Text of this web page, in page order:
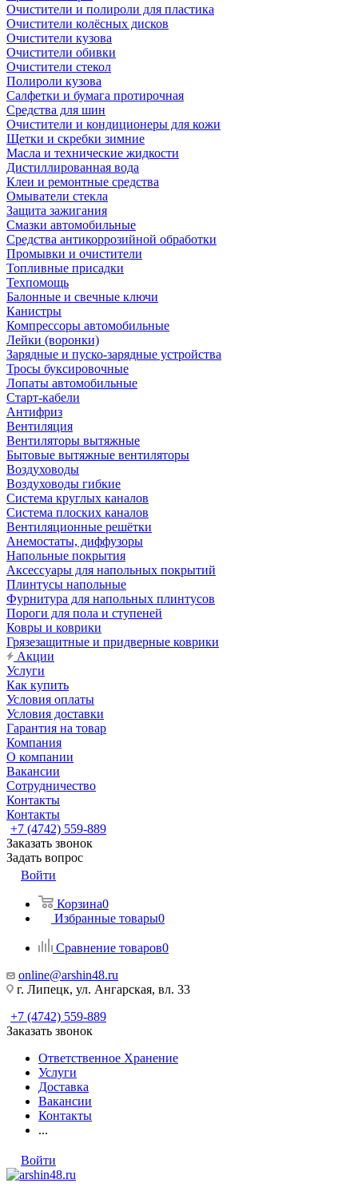
Очистители и полироли для пластика
Очистители колёсных дисков
Очистители кузова
Очистители обивки
Очистители стекол
Полироли кузова
Салфетки и бумага протирочная
Средства для шин
Очистители и кондиционеры для кожи
Щетки и скребки зимние
Масла и технические жидкости
Дистиллированная вода
Клеи и ремонтные средства
Омыватели стекла
Защита зажигания
Смазки автомобильные
Средства антикоррозийной обработки
Промывки и очистители
Топливные присадки
Техпомощь
Балонные и свечные ключи
Канистры
Компрессоры автомобильные
Лейки (воронки)
Зарядные и пуско-зарядные устройства
Тросы буксировочные
Лопаты автомобильные
Старт-кабели
Антифриз
Вентиляция
Вентиляторы вытяжные
Бытовые вытяжные вентиляторы
Воздуховоды
Воздуховоды гибкие
Система круглых каналов
Система плоских каналов
Вентиляционные решётки
Анемостаты, диффузоры
Напольные покрытия
Аксессуары для напольных покрытий
Плинтусы напольные
Фурнитура для напольных плинтусов
Пороги для пола и ступеней
Ковры и коврики
Грязезащитные и придверные коврики
Акции
Услуги
Как купить
Условия оплаты
Условия доставки
Гарантия на товар
Компания
О компании
Вакансии
Сотрудничество
Контакты
Контакты
+7 (4742) 559-889
Заказать звонок
Задать вопрос
Войти
Корзина0
Избранные товары0
Сравнение товаров0
online@arshin48.ru
г. Липецк, ул. Ангарская, вл. 33
+7 (4742) 559-889
Заказать звонок
Ответственное Хранение
Услуги
Доставка
Вакансии
Контакты
...
Войти